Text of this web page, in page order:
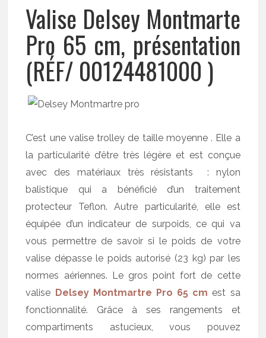
Valise Delsey Montmarte
Pro 65 cm, présentation
(RÉF/ 00124481000 )
C’est une valise trolley de taille moyenne . Elle a
la particularité d’être très légère et est conçue
avec des matériaux très résistants : nylon
balistique qui a bénéficié d’un traitement
protecteur Teflon. Autre particularité, elle est
équipée d’un indicateur de surpoids, ce qui va
vous permettre de savoir si le poids de votre
valise dépasse le poids autorisé (23 kg) par les
normes aériennes. Le gros point fort de cette
valise Delsey Montmartre Pro 65 cm est sa
fonctionnalité. Grâce à ses rangements et
compartiments astucieux, vous pouvez